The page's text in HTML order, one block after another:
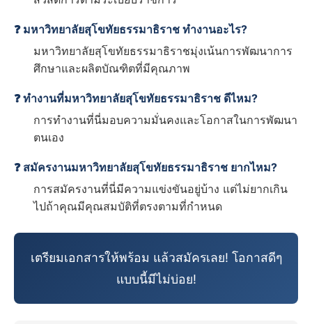
❓ มหาวิทยาลัยสุโขทัยธรรมาธิราช ทำงานอะไร?
มหาวิทยาลัยสุโขทัยธรรมาธิราชมุ่งเน้นการพัฒนาการ
ศึกษาและผลิตบัณฑิตที่มีคุณภาพ
❓ ทำงานที่มหาวิทยาลัยสุโขทัยธรรมาธิราช ดีไหม?
การทำงานที่นี่มอบความมั่นคงและโอกาสในการพัฒนา
ตนเอง
❓ สมัครงานมหาวิทยาลัยสุโขทัยธรรมาธิราช ยากไหม?
การสมัครงานที่นี่มีความแข่งขันอยู่บ้าง แต่ไม่ยากเกิน
ไปถ้าคุณมีคุณสมบัติที่ตรงตามที่กำหนด
เตรียมเอกสารให้พร้อม แล้วสมัครเลย! โอกาสดีๆ
แบบนี้มีไม่บ่อย!